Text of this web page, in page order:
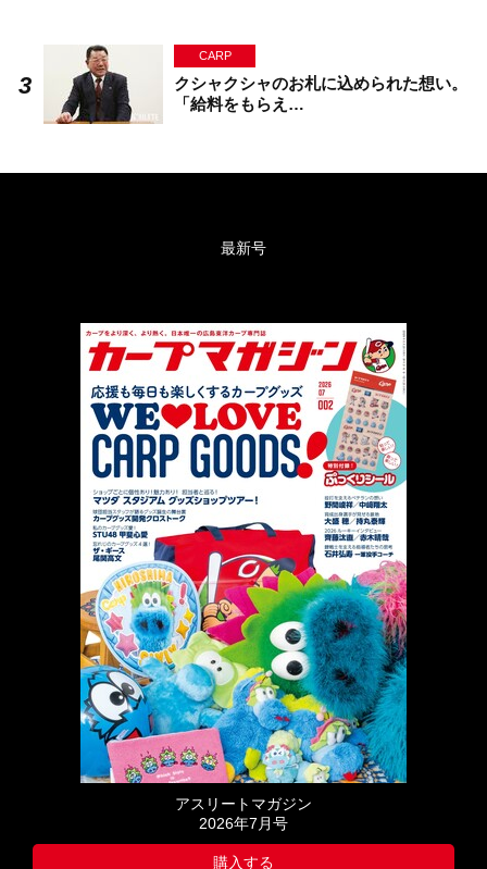
CARP
クシャクシャのお札に込められた想い。
「給料をもらえ…
最新号
アスリートマガジン
2026年7月号
購入する